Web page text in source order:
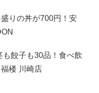
りの丼が700円！安
も餃子も30品！食べ飲
楼 川崎店